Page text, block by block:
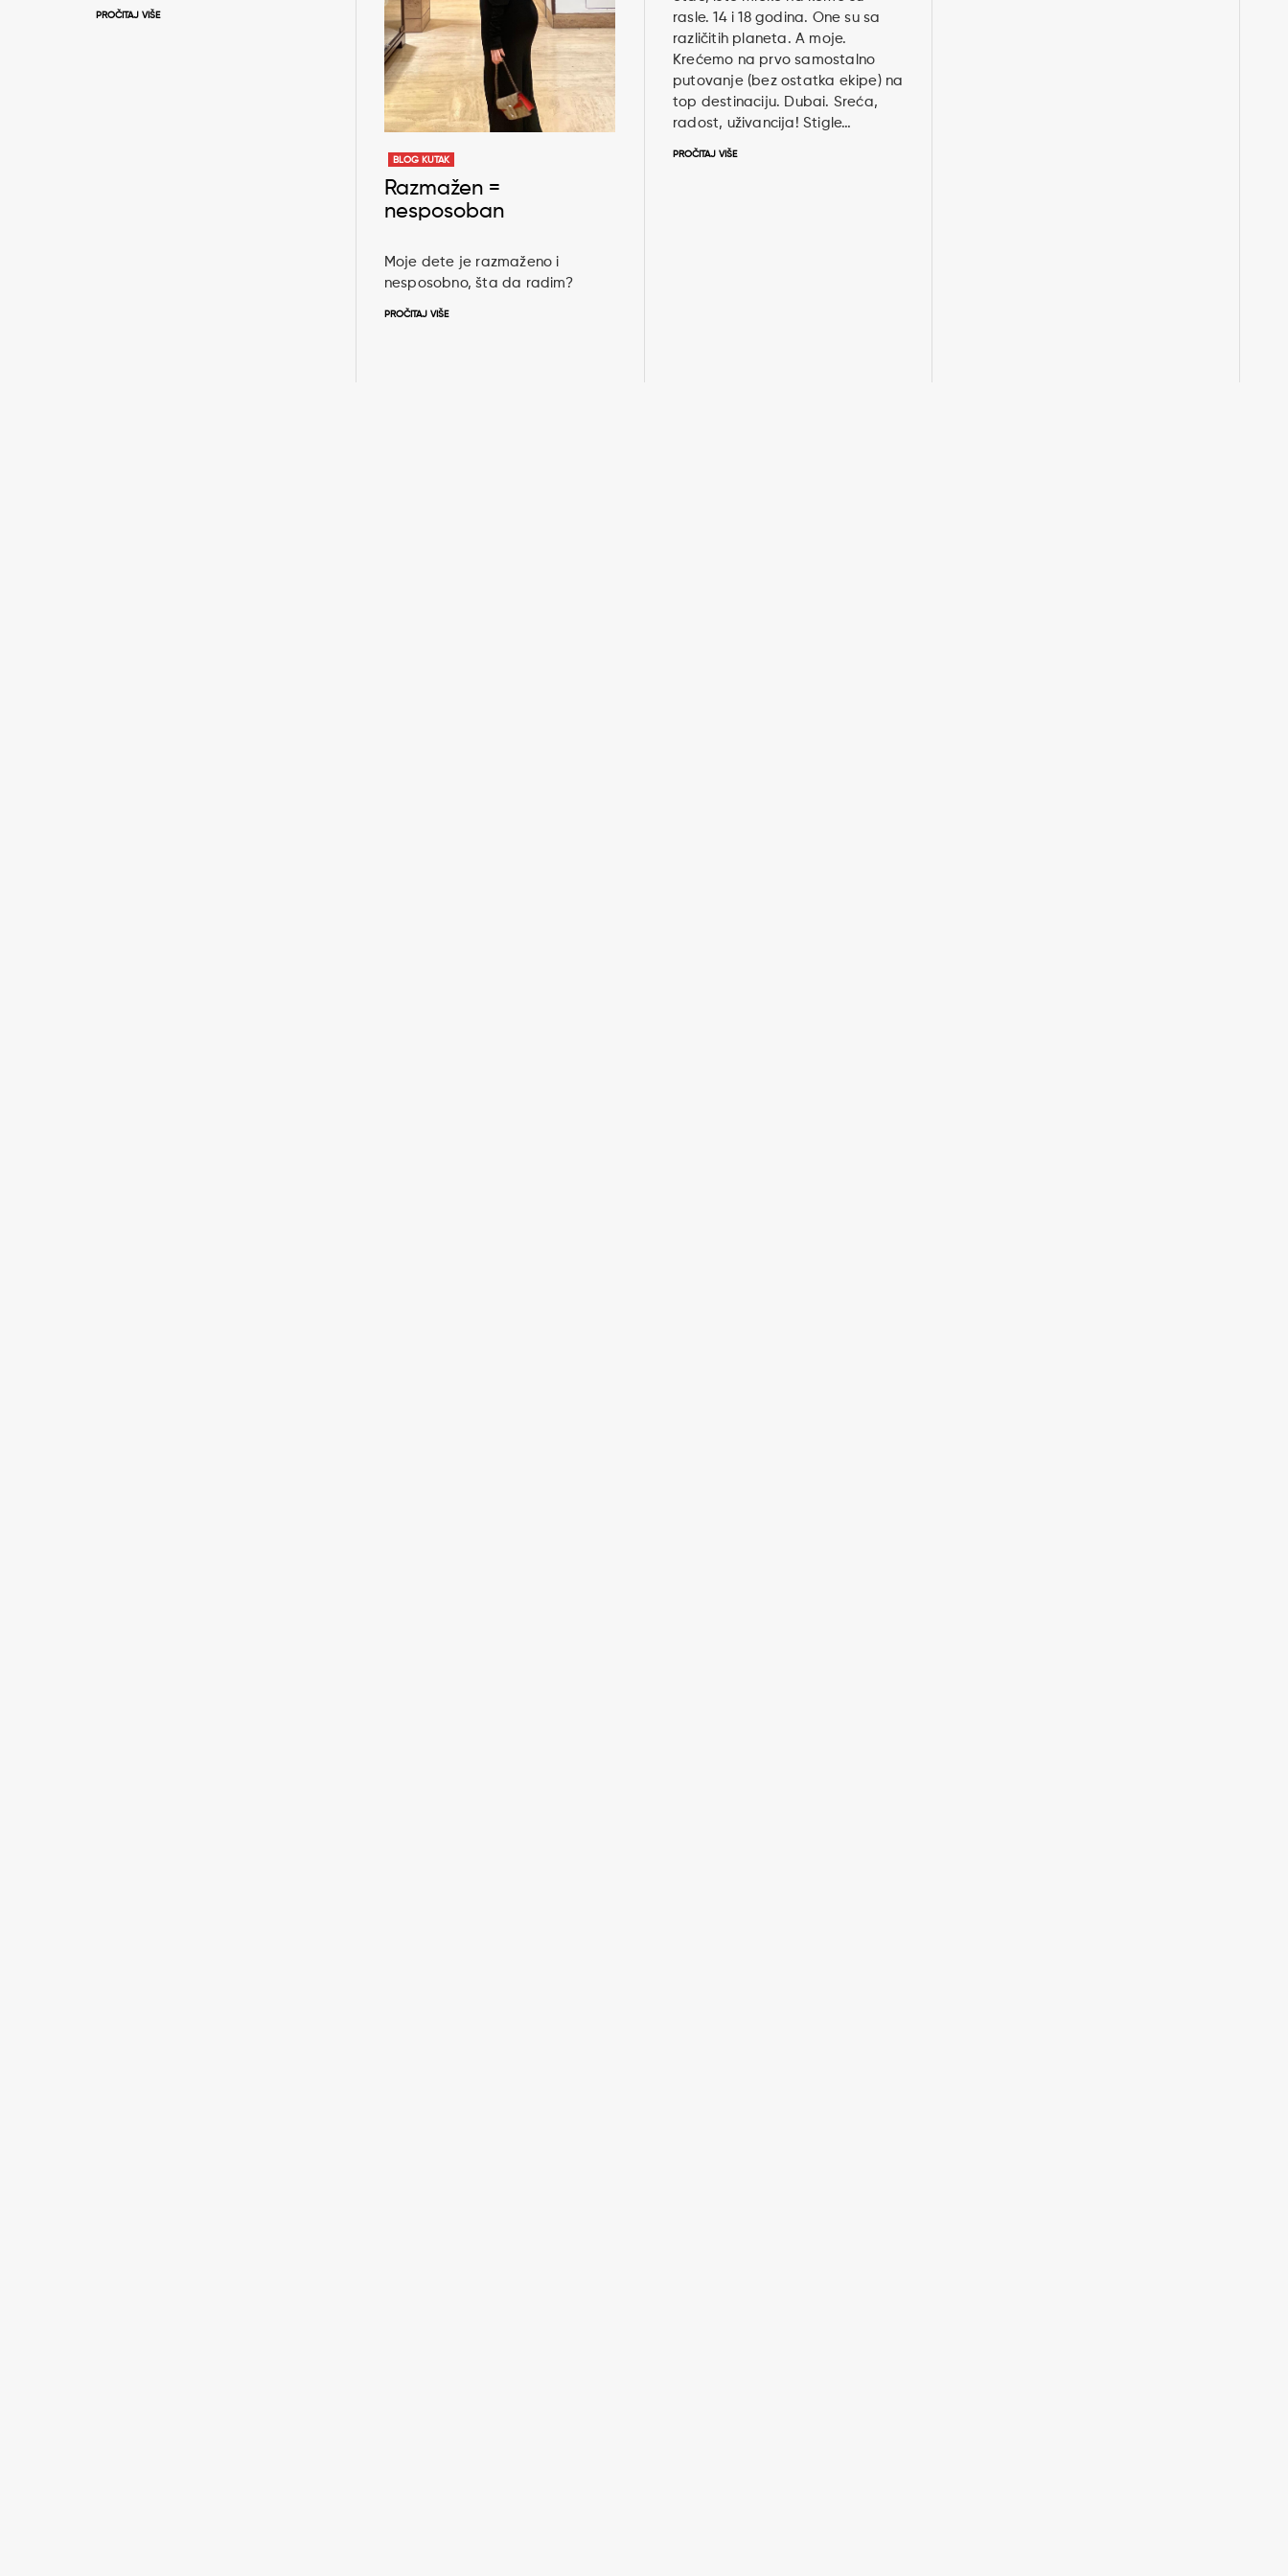
PROČITAJ VIŠE
BLOG KUTAK
Razmažen =
nesposoban
Moje dete je razmaženo i
nesposobno, šta da radim?
PROČITAJ VIŠE
rasle. 14 i 18 godina. One su sa
različitih planeta. A moje.
Krećemo na prvo samostalno
putovanje (bez ostatka ekipe) na
top destinaciju. Dubai. Sreća,
radost, uživancija! Stigle…
PROČITAJ VIŠE